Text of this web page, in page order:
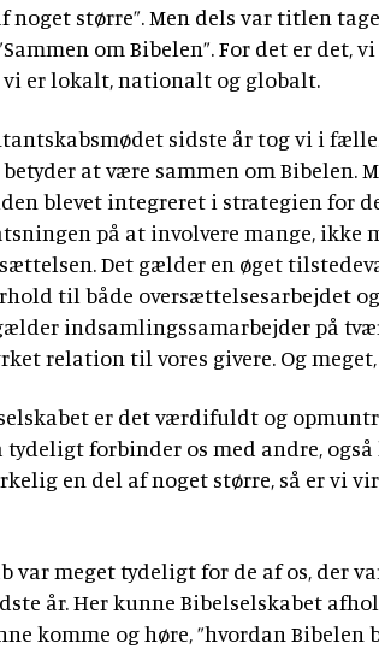
noget større”. Men dels var titlen
om Bibelen”. For det er det,
vi er lokalt, nationalt og globalt.
sidste år tog vi i
at være sammen om Bibelen.
blevet integreret i strategien for
på at involvere mange, ikke
Det gælder en øget
til både oversættelsesarbejdet
indsamlingssamarbejder på
relation til vores givere. Og
er det værdifuldt og
tydeligt forbinder os med andre,
en del af noget større, så er vi
var meget tydeligt for de af os, der
år. Her kunne Bibelselskabet
komme og høre, ”hvordan Bibelen